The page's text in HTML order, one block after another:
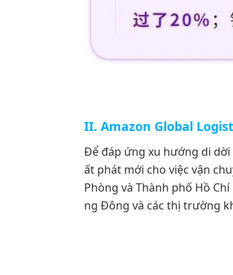
II. Amazon Global
Để đáp ứng xu hướng di dời
ất phát mới cho việc vận
Phòng và Thành phố Hồ
ng Đông và các thị trường